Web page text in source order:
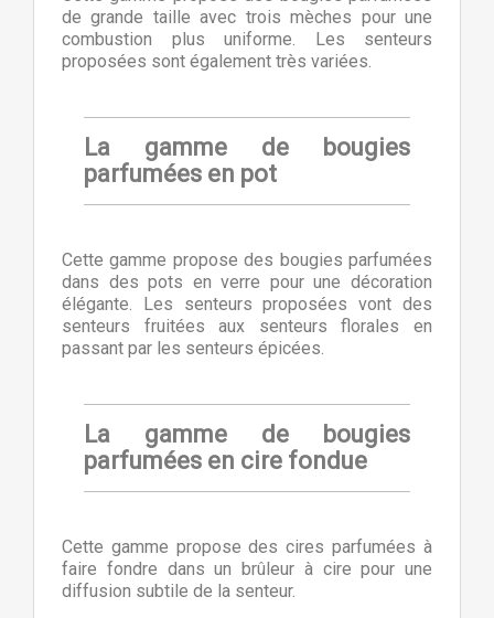
de grande taille avec trois mèches pour une
combustion plus uniforme. Les senteurs
proposées sont également très variées.
La gamme de bougies
parfumées en pot
Cette gamme propose des bougies parfumées
dans des pots en verre pour une décoration
élégante. Les senteurs proposées vont des
senteurs fruitées aux senteurs florales en
passant par les senteurs épicées.
La gamme de bougies
parfumées en cire fondue
Cette gamme propose des cires parfumées à
faire fondre dans un brûleur à cire pour une
diffusion subtile de la senteur.